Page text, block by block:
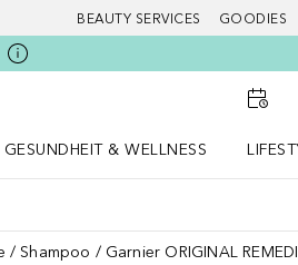
BEAUTY SERVICES GOODIES
GESUNDHEIT & WELLNESS
Shampoo Garnier ORIGINAL